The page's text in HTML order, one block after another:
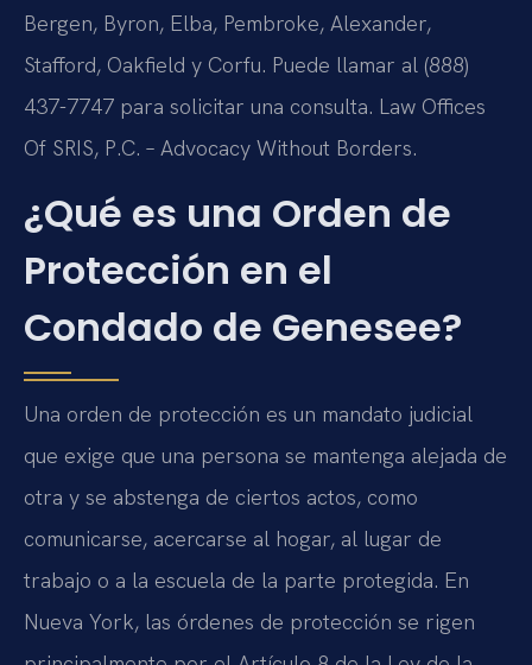
Bergen, Byron, Elba, Pembroke, Alexander,
Stafford, Oakfield y Corfu. Puede llamar al (888)
437-7747 para solicitar una consulta. Law Offices
Of SRIS, P.C. – Advocacy Without Borders.
¿Qué es una Orden de
Protección en el
Condado de Genesee?
Una orden de protección es un mandato judicial
que exige que una persona se mantenga alejada de
otra y se abstenga de ciertos actos, como
comunicarse, acercarse al hogar, al lugar de
trabajo o a la escuela de la parte protegida. En
Nueva York, las órdenes de protección se rigen